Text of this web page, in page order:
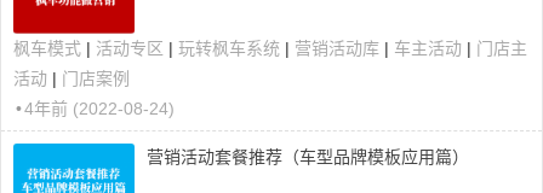
枫车模式 | 活动专区 | 玩转枫车系统 | 营销活动库 | 车主活动 | 门店主
活动 | 门店案例
•4年前 (2022-08-24)
营销活动套餐推荐（车型品牌模板应用篇）